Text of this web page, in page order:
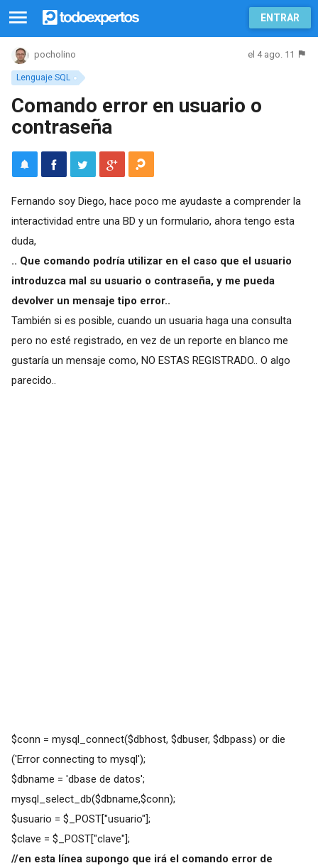
ENTRAR
Lenguaje SQL
pocholino el 4 ago. 11
Comando error en usuario o
contraseña
Fernando soy Diego, hace poco me ayudaste a comprender la
interactividad entre una BD y un formulario, ahora tengo esta
duda,
.. Que comando podría utilizar en el caso que el usuario
introduzca mal su usuario o contraseña, y me pueda
devolver un mensaje tipo error..
También si es posible, cuando un usuaria haga una consulta
pero no esté registrado, en vez de un reporte en blanco me
gustaría un mensaje como, NO ESTAS REGISTRADO.. O algo
parecido..
$conn = mysql_connect($dbhost, $dbuser, $dbpass) or die
('Error connecting to mysql');
$dbname = 'dbase de datos';
mysql_select_db($dbname,$conn);
$usuario = $_POST["usuario"];
$clave = $_POST["clave"];
//en esta línea supongo que irá el comando error de